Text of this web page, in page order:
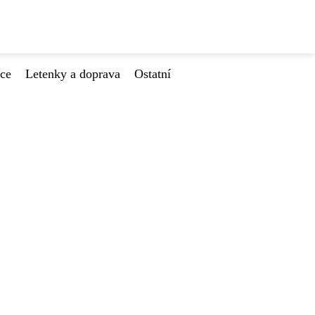
Letenky a doprava Ostatní